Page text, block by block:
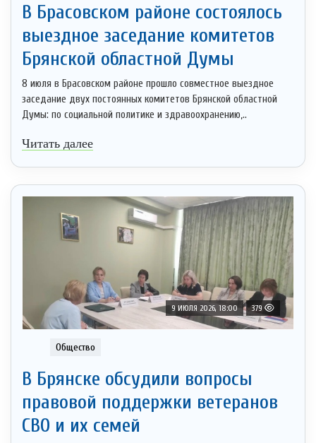
В Брасовском районе состоялось
выездное заседание комитетов
Брянской областной Думы
8 июля в Брасовском районе прошло совместное выездное
заседание двух постоянных комитетов Брянской областной
Думы: по социальной политике и здравоохранению,..
Читать далее
9 ИЮЛЯ 2026, 18:00 379
Общество
В Брянске обсудили вопросы
правовой поддержки ветеранов
СВО и их семей